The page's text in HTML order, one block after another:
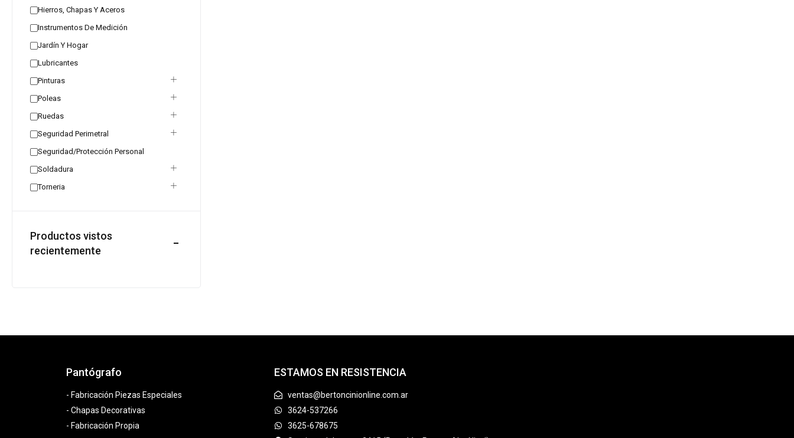
Hierros, Chapas Y Aceros
Instrumentos De Medición
Jardín Y Hogar
Lubricantes
Pinturas
Poleas
Ruedas
Seguridad Perimetral
Seguridad/Protección Personal
Soldadura
Torneria
Productos vistos
recientemente
Pantógrafo
- Fabricación Piezas Especiales
- Chapas Decorativas
- Fabricación Propia
ESTAMOS EN RESISTENCIA
ventas@bertoncinionline.com.ar
3624-537266
3625-678675